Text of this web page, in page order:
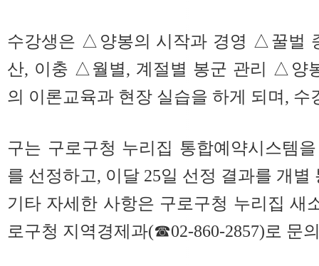
수강생은 △양봉의 시작과 경영 △꿀벌
산, 이충 △월별, 계절별 봉군 관리 △양
의 이론교육과 현장 실습을 하게 되며, 수
구는 구로구청 누리집 통합예약시스템
를 선정하고, 이달 25일 선정 결과를 개별
기타 자세한 사항은 구로구청 누리집 새
로구청 지역경제과(☎02-860-2857)로 문